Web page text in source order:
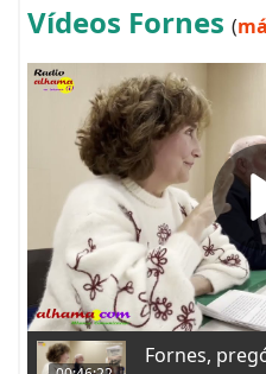
Vídeos Fornes (
Fornes,